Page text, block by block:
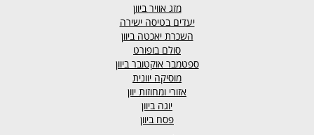
מזג אוויר ביוון
יעדים בטיסה ישירה
השכרת יאכטה ביוון
סולם בופורט
ספטמבר אוקטובר ביוון
מוסיקה יוונית
אזורי ומחוזות יוון
יוגה ביוון
פסח ביוון